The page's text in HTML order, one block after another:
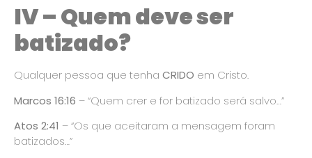
IV – Quem deve ser
batizado?
Qualquer pessoa que tenha CRIDO em Cristo.
Marcos 16:16 – “Quem crer e for batizado será salvo…”
Atos 2:41 – “Os que aceitaram a mensagem foram
batizados…”